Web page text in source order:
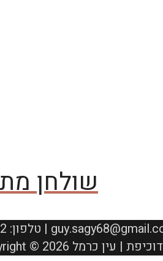
שולחן
Copyright © 2026 דוכיפת | עין כרמל